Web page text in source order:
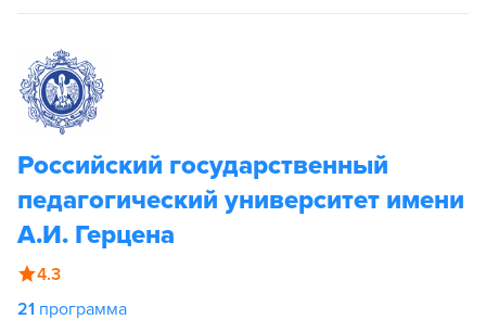
Российский государственный
педагогический университет имени
А.И. Герцена
4.3
21 программа